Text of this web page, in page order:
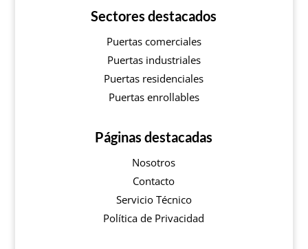
Sectores destacados
Puertas comerciales
Puertas industriales
Puertas residenciales
Puertas enrollables
Páginas destacadas
Nosotros
Contacto
Servicio Técnico
Política de Privacidad